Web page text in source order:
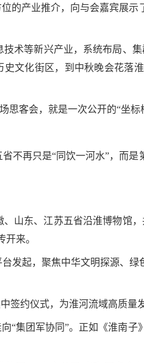
的产业推介，向与会嘉宾展
术等新兴产业，系统布局
文化街区，到中秋晚会花落
思客会，就是一次公开的“坐标
不再只是“同饮一河水”，而
山东、江苏五省沿淮博物馆
来。
发起，聚焦中华文明探源、
签约仪式，为淮河流域高质量
“集团军协同”。正如《淮南